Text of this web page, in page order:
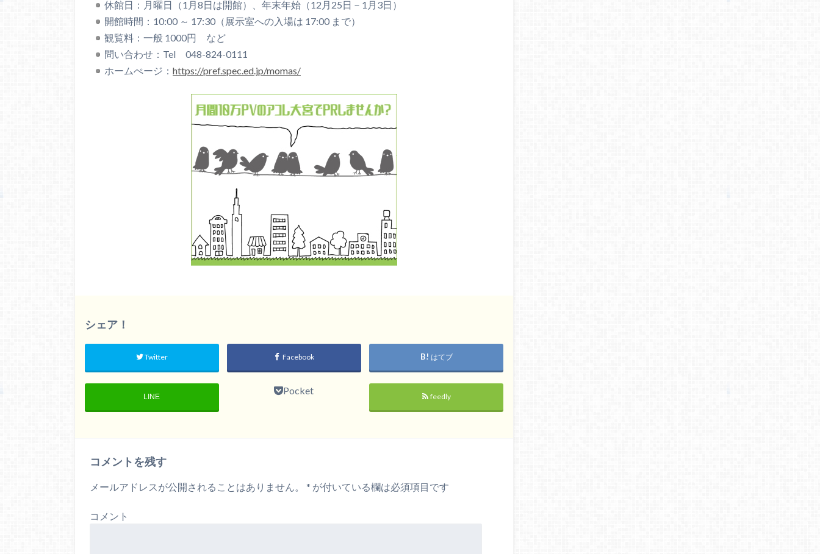
休館日：月曜日（1月8日は開館）、年末年始（12月25日－1月3日）
開館時間：10:00 ～ 17:30（展示室への入場は 17:00 まで）
観覧料：一般 1000円 など
問い合わせ：Tel 048-824-0111
ホームぺージ： https://pref.spec.ed.jp/momas/
シェア！
Twitter Facebook はてブ
LINE
Pocket
feedly
コメントを残す
メールアドレスが公開されることはありません。 * が付いている欄は必須項目です
コメント